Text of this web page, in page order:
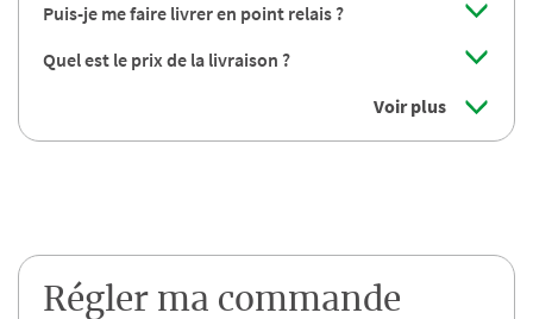
Puis-je me faire livrer en point relais ?
Quel est le prix de la livraison ?
Voir plus
Régler ma commande